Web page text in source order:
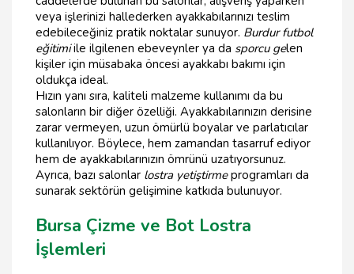
veya işlerinizi hallederken ayakkabılarınızı teslim
edebileceğiniz pratik noktalar sunuyor. Burdur futbol
eğitimiile ilgilenen ebeveynler ya da sporcu gelen
kişiler için müsabaka öncesi ayakkabı bakımı için
oldukça ideal.
Hızın yanı sıra, kaliteli malzeme kullanımı da bu
salonların bir diğer özelliği. Ayakkabılarınızın derisine
zarar vermeyen, uzun ömürlü boyalar ve parlatıcılar
kullanılıyor. Böylece, hem zamandan tasarruf ediyor
hem de ayakkabılarınızın ömrünü uzatıyorsunuz.
Ayrıca, bazı salonlar lostra yetiştirmeprogramları da
sunarak sektörün gelişimine katkıda bulunuyor.
Bursa Çizme ve Bot Lostra
İşlemleri